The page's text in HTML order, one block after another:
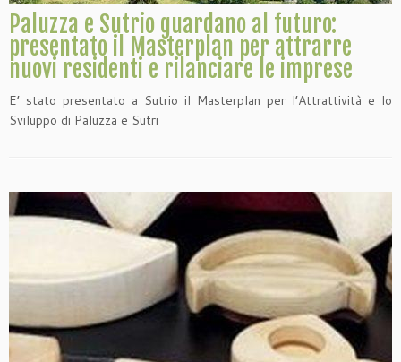
Paluzza e Sutrio guardano al futuro:
presentato il Masterplan per attrarre
nuovi residenti e rilanciare le imprese
E’ stato presentato a Sutrio il Masterplan per l’Attrattività e lo
Sviluppo di Paluzza e Sutri